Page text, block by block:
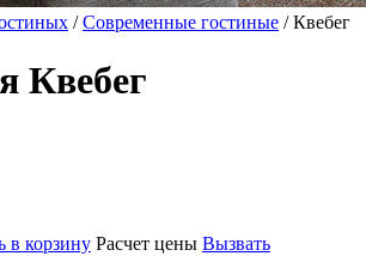
/Современные гостиные / Квебег
Квебег
в корзину Расчет цены Вызвать